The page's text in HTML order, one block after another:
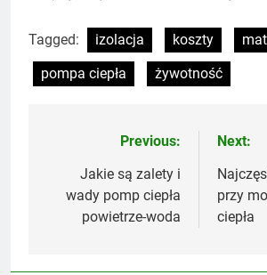
Tagged: izolacja koszty
pompa ciepła
żywotność
Nawigacja
wpisu
Previous:
Jakie są zalety i
wady pomp ciepła
powietrze-woda
Next:
przy
ciepła